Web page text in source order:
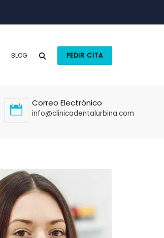
BLOG PEDIR CITA
Correo Electrónico
info@clinicadentalurbina.com